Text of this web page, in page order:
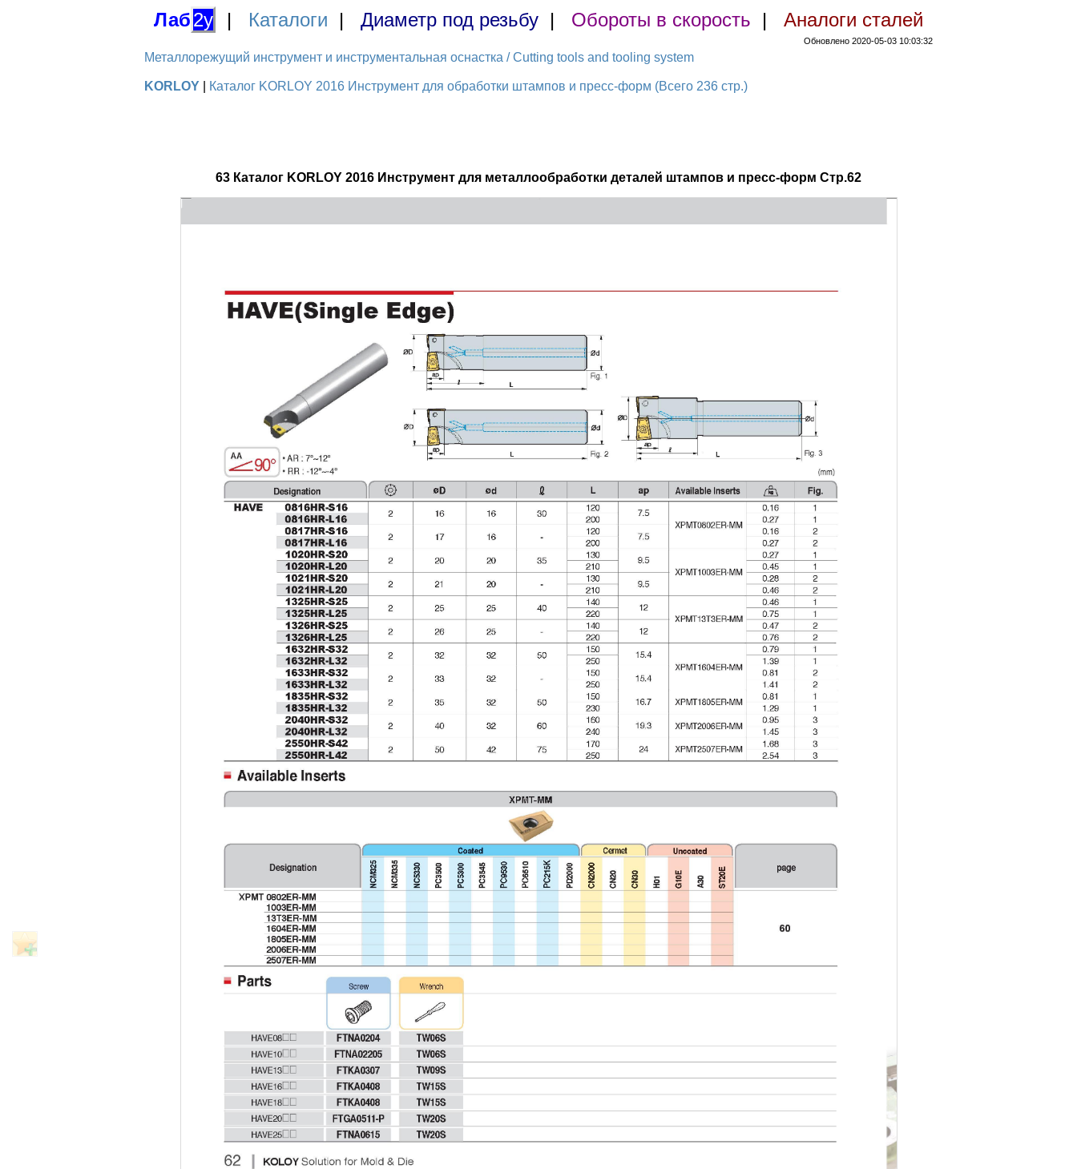
Лаб2у | Каталоги | Диаметр под резьбу | Обороты в скорость | Аналоги сталей
Обновлено 2020-05-03 10:03:32
Металлорежущий инструмент и инструментальная оснастка / Cutting tools and tooling system
KORLOY Каталог KORLOY 2016 Инструмент для обработки штампов и пресс-форм (Всего 236 стр.)
63 Каталог KORLOY 2016 Инструмент для металлообработки деталей штампов и пресс-форм Стр.62